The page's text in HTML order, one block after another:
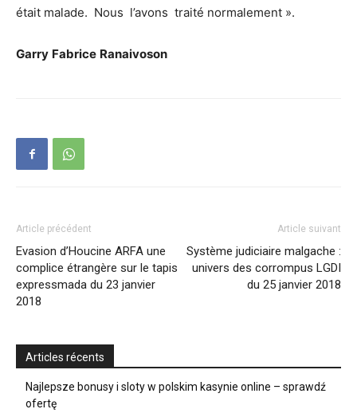
était malade. Nous l’avons traité normalement ».
Garry Fabrice Ranaivoson
Article précédent
Evasion d’Houcine ARFA une
complice étrangère sur le tapis
expressmada du 23 janvier
2018
Article suivant
Système judiciaire malgache :
univers des corrompus LGDI
du 25 janvier 2018
Articles récents
Najlepsze bonusy i sloty w polskim kasynie online – sprawdź
ofertę